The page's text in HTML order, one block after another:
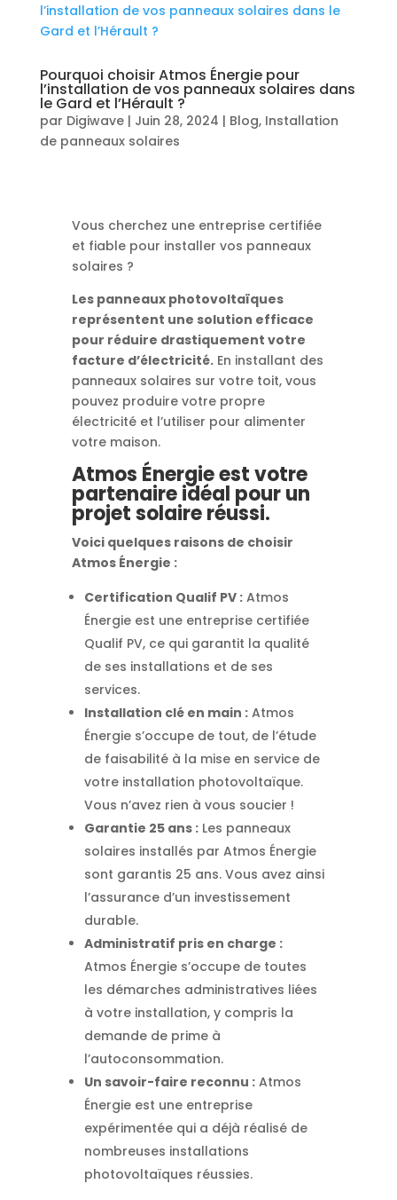
Pourquoi choisir Atmos Énergie pour
l’installation de vos panneaux solaires dans
le Gard et l’Hérault ?
par Digiwave| Juin 28, 2024 | Blog, Installation
de panneaux solaires
Vous cherchez une entreprise certifiée
et fiable pour installer vos panneaux
solaires ?
Les panneaux photovoltaïques
représentent une solution efficace
pour réduire drastiquement votre
facture d’électricité.En installant des
panneaux solaires sur votre toit, vous
pouvez produire votre propre
électricité et l’utiliser pour alimenter
votre maison.
Atmos Énergie est votre
partenaire idéal pour un
projet solaire réussi.
Voici quelques raisons de choisir
Atmos Énergie :
Certification Qualif PV :Atmos
Énergie est une entreprise certifiée
Qualif PV, ce qui garantit la qualité
de ses installations et de ses
services.
Installation clé en main :Atmos
Énergie s’occupe de tout, de l’étude
de faisabilité à la mise en service de
votre installation photovoltaïque.
Vous n’avez rien à vous soucier !
Garantie 25 ans :Les panneaux
solaires installés par Atmos Énergie
sont garantis 25 ans. Vous avez ainsi
l’assurance d’un investissement
durable.
Administratif pris en charge :
Atmos Énergie s’occupe de toutes
les démarches administratives liées
à votre installation, y compris la
demande de prime à
l’autoconsommation.
Un savoir-faire reconnu :Atmos
Énergie est une entreprise
expérimentée qui a déjà réalisé de
nombreuses installations
photovoltaïques réussies.